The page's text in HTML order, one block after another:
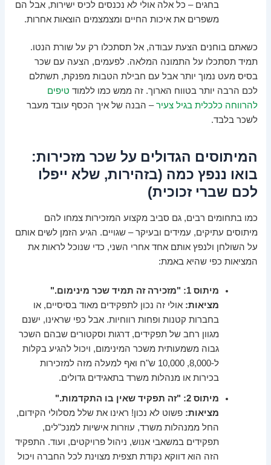
בחגים – כל אלה אולי לא נכנסים לכיס ישירות, אבל הם
משפרים את איכות החיים ומצמצמים הוצאות אחרות.
כשאתם בוחנים הצעת עבודה, אל תסתכלו רק על שורת הנטו.
תמיד תסתכלו על התמונה המלאה. לפעמים, הצעה עם שכר
בסיס מעט נמוך יותר אבל עם חבילת הטבות מפנקת, תשתלם
לכם הרבה יותר בטווח הארוך. זה ממש כמו ללמוד טיפים
להרווחה כלכלית בגיל צעיר– הבנה של איך הכסף עובד מעבר
לשכר בלבד.
המיתוסים הגדולים על שכר מזכירות:
בואו ננפץ כמה (בזהירות, שלא ייפלו
לכם שברי זכוכית)
כמו בתחומים רבים, גם סביב מקצוע המזכירות צמחו להם
מיתוסים עתיקים, עמידים ובעיקר – שגויים. הגיע הזמן לשים אותם
על השולחן ולנפץ אותם אחד אחרי השני, כדי שנוכל לראות את
המציאות כפי שהיא באמת:
מיתוס 1: "מזכירה זה תמיד שכר מינימום."
מציאות: אולי זה נכון לתפקידים מאוד בסיסיים, או
בחברות קטנות ופחות רווחיות. אבל כפי שראינו, ישנם
מגוון רחב של תפקידים, דרגות וסקטורים שבהם השכר
גבוה משמעותית משכר המינימום, ויכול להגיע בקלות
ל-8,000, 10,000 ש"ח ואף למעלה מזה למזכירות
בכירות או מנהלות משרד בתאגידים גדולים.
מיתוס 2: "זה תפקיד שאין בו התקדמות."
מציאות: פשוט לא נכון! ראינו את שלל מסלולי הקידום,
החל ממנהלות משרד, עוזרות אישיות למנכ"לים,
תפקידים במשאבי אנוש, ניהול פרויקטים, ועוד. התפקיד
הזה הוא דווקא נקודת תצפית מצוינת לכל החברה ויכול